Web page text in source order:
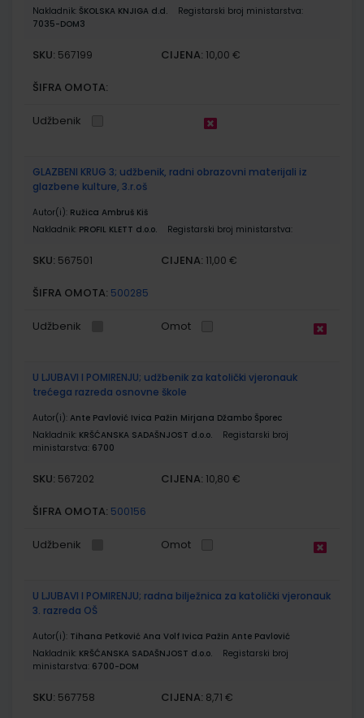
Nakladnik: ŠKOLSKA KNJIGA d.d.
Registarski broj ministarstva:
7035-DOM3
SKU: 567199 CIJENA: 10,00 €
ŠIFRA OMOTA:
Udžbenik
GLAZBENI KRUG 3; udžbenik, radni obrazovni materijali iz
glazbene kulture, 3.r.oš
Autor(i): Ružica Ambruš Kiš
Nakladnik: PROFIL KLETT d.o.o. Registarski broj ministarstva:
SKU: 567501 CIJENA: 11,00 €
ŠIFRA OMOTA: 500285
Udžbenik Omot
U LJUBAVI I POMIRENJU; udžbenik za katolički vjeronauk
trećega razreda osnovne škole
Autor(i): Ante Pavlović Ivica Pažin Mirjana Džambo Šporec
Nakladnik: KRŠĆANSKA SADAŠNJOST d.o.o.
Registarski broj
ministarstva: 6700
SKU: 567202 CIJENA: 10,80 €
ŠIFRA OMOTA: 500156
Udžbenik Omot
U LJUBAVI I POMIRENJU; radna bilježnica za katolički vjeronauk
3. razreda OŠ
Autor(i): Tihana Petković Ana Volf Ivica Pažin Ante Pavlović
Nakladnik: KRŠĆANSKA SADAŠNJOST d.o.o.
Registarski broj
ministarstva: 6700-DOM
SKU: 567758 CIJENA: 8,71 €